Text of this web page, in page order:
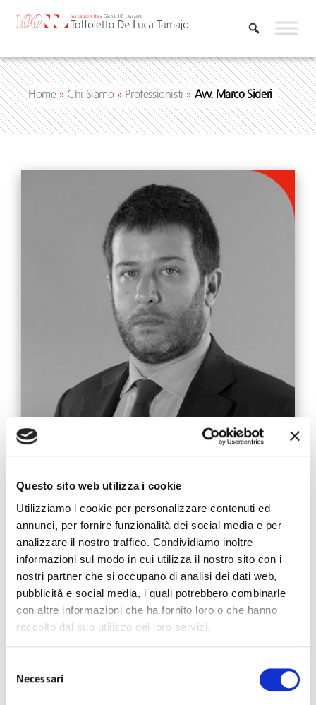
Questo sito web utilizza i cookie
Utilizziamo i cookie per personalizzare contenuti ed
annunci, per fornire funzionalità dei social media e per
analizzare il nostro traffico. Condividiamo inoltre
informazioni sul modo in cui utilizza il nostro sito con i
nostri partner che si occupano di analisi dei dati web,
pubblicità e social media, i quali potrebbero combinarle
con altre informazioni che ha fornito loro o che hanno
raccolto dal suo utilizzo dei loro servizi.
delNecessari
Home» Chi Siamo» Professionisti » Avv. Marco Sideri
Avv. Marco Sideri
Sede: Milano
Inglese, Francese, Spagnolo
+39 02 721 441
sms@toffolettodeluca.it
Università di Genova (Laurea in Giurisprudenza,